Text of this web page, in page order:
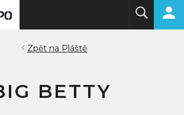
Pláště
BETTY